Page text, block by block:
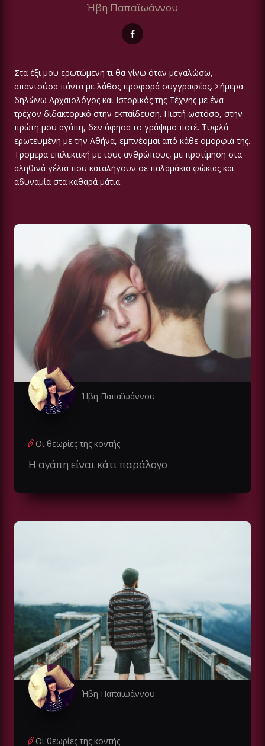
Ήβη Παπαϊωάννου
Στα έξι μου ερωτώμενη τι θα γίνω όταν μεγαλώσω,
απαντούσα πάντα με λάθος προφορά συγγραφέας. Σήμερα
δηλώνω Αρχαιολόγος και Ιστορικός της Τέχνης με ένα
τρέχον διδακτορικό στην εκπαίδευση. Πιστή ωστόσο, στην
πρώτη μου αγάπη, δεν άφησα το γράψιμο ποτέ. Τυφλά
ερωτευμένη με την Αθήνα, εμπνέομαι από κάθε ομορφιά της.
Τρομερά επιλεκτική με τους ανθρώπους, με προτίμηση στα
αληθινά γέλια που καταλήγουν σε παλαμάκια φώκιας και
αδυναμία στα καθαρά μάτια.
Ήβη Παπαϊωάννου
Οι θεωρίες της κοντής
Η αγάπη είναι κάτι παράλογο
Ήβη Παπαϊωάννου
Οι θεωρίες της κοντής